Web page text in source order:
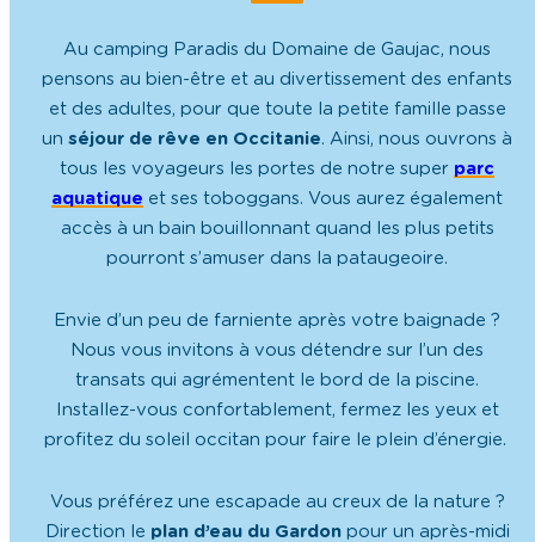
Au camping Paradis du Domaine de Gaujac, nous
pensons au bien-être et au divertissement des enfants
et des adultes, pour que toute la petite famille passe
un séjour de rêve en Occitanie. Ainsi, nous ouvrons à
tous les voyageurs les portes de notre super parc
aquatique et ses toboggans. Vous aurez également
accès à un bain bouillonnant quand les plus petits
pourront s’amuser dans la pataugeoire.
Envie d’un peu de farniente après votre baignade ?
Nous vous invitons à vous détendre sur l’un des
transats qui agrémentent le bord de la piscine.
Installez-vous confortablement, fermez les yeux et
profitez du soleil occitan pour faire le plein d’énergie.
Vous préférez une escapade au creux de la nature ?
Direction le plan d’eau du Gardon pour un après-midi